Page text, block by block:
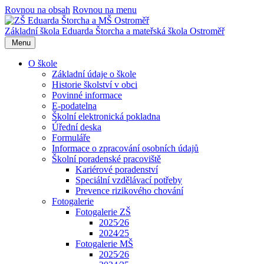
Rovnou na obsah Rovnou na menu
Základní škola Eduarda Štorcha a mateřská škola Ostroměř
Menu
O škole
Základní údaje o škole
Historie školství v obci
Povinné informace
E-podatelna
Školní elektronická pokladna
Úřední deska
Formuláře
Informace o zpracování osobních údajů
Školní poradenské pracoviště
Kariérové poradenství
Speciální vzdělávací potřeby
Prevence rizikového chování
Fotogalerie
Fotogalerie ZŠ
2025⁄26
2024⁄25
Fotogalerie MŠ
2025⁄26